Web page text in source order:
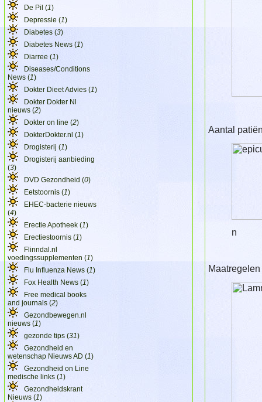
De Pil (1)
Depressie (1)
Diabetes (3)
Diabetes News (1)
Diarree (1)
Diseases/Conditions
News (1)
Dokter Dieet Advies (1)
Dokter Dokter Nl
nieuws (2)
Dokter on line (2)
DokterDokter.nl (1)
Drogisterij (1)
Drogisterij aanbieding
(3)
DVD Gezondheid (0)
Eetstoornis (1)
EHEC-bacterie nieuws
(4)
Erectie Apotheek (1)
Erectiestoornis (1)
Flinndal.nl
voedingssupplementen (1)
Flu Influenza News (1)
Fox Health News (1)
Free medical books
and journals (2)
Gezondbewegen.nl
nieuws (1)
gezonde tips (31)
Gezondheid en
wetenschap Nieuws AD (1)
Gezondheid on Line
medische links (1)
Gezondheidskrant
Nieuws (1)
Aantal
n